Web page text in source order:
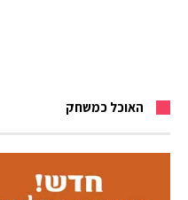
האוכל כמשחק